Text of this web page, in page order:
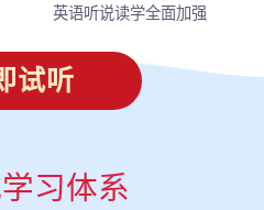
英语听说读学全面加强
试听
习体系